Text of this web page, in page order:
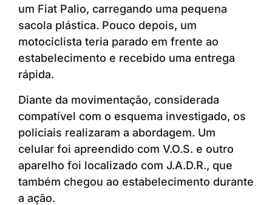
um Fiat Palio, carregando uma pequena
sacola plástica. Pouco depois, um
motociclista teria parado em frente ao
estabelecimento e recebido uma entrega
rápida.
Diante da movimentação, considerada
compatível com o esquema investigado, os
policiais realizaram a abordagem. Um
celular foi apreendido com V.O.S. e outro
aparelho foi localizado com J.A.D.R., que
também chegou ao estabelecimento durante
a ação.